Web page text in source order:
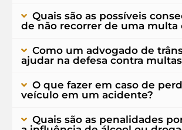
Quais são as possíveis
de não recorrer de uma multa
Como um advogado de
ajudar na defesa contra
O que fazer em caso de
veículo em um acidente?
Quais são as penalidades